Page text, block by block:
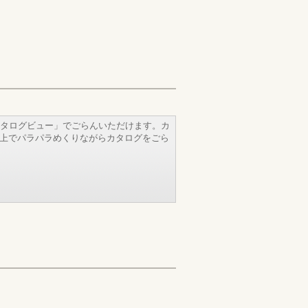
ログビュー」でごらんいただけます。カ
でパラパラめくりながらカタログをごら